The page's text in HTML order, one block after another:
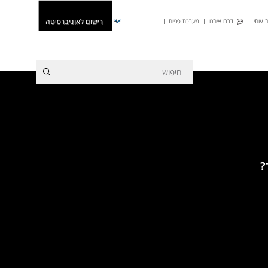
אותי דברו איתנו מערכת פניות He רישום לאוניברסיטה